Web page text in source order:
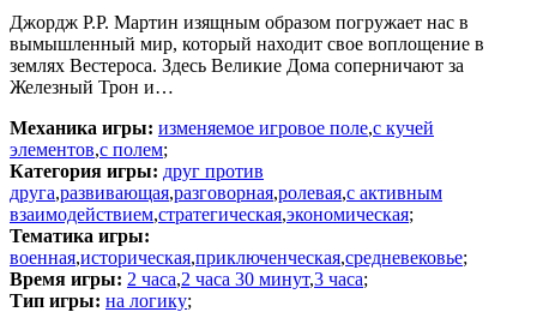
Джордж Р.Р. Мартин изящным образом погружает нас в
вымышленный мир, который находит свое воплощение в
землях Вестероса. Здесь Великие Дома соперничают за
Железный Трон и…
Механика игры: изменяемое игровое поле,с кучей
элементов,с полем;
Категория игры: друг против
друга,развивающая,разговорная,ролевая,с активным
взаимодействием,стратегическая,экономическая;
Тематика игры:
военная,историческая,приключенческая,средневековье;
Время игры: 2 часа,2 часа 30 минут,3 часа;
Тип игры: на логику;